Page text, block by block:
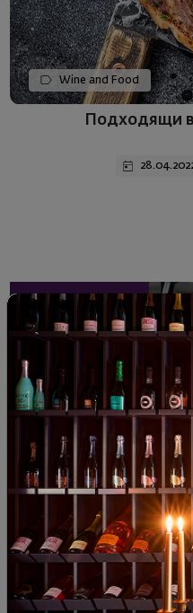
Wine and Food
Подходящи
Wine and Food
Година
26.08.2019